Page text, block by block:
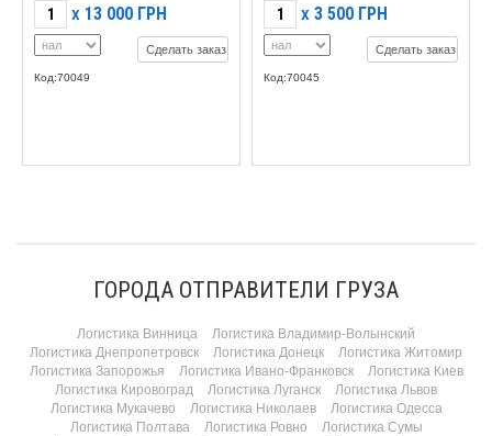
X 13 000 ГРН
Сделать заказ
Код:70049
X 3 500 ГРН
Сделать заказ
Код:70045
ГОРОДА ОТПРАВИТЕЛИ ГРУЗА
Логистика Винница
Логистика Владимир-Волынский
Логистика Днепропетровск
Логистика Донецк
Логистика Житомир
Логистика Запорожья
Логистика Ивано-Франковск
Логистика Киев
Логистика Кировоград
Логистика Луганск
Логистика Львов
Логистика Мукачево
Логистика Николаев
Логистика Одесса
Логистика Полтава
Логистика Ровно
Логистика Сумы